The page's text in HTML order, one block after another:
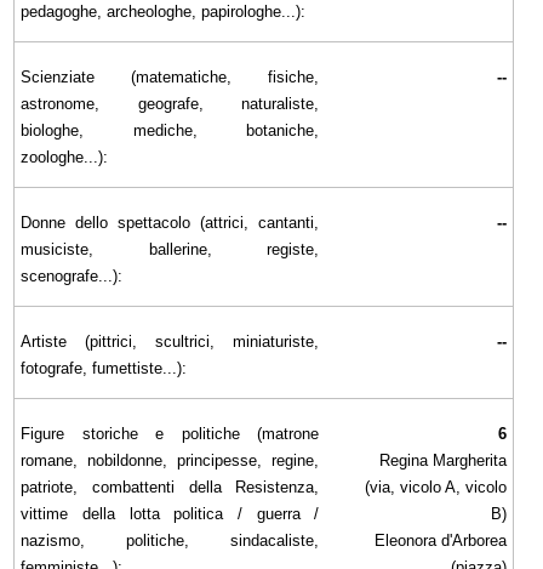
pedagoghe, archeologhe, papirologhe...):
Scienziate (matematiche, fisiche,
astronome, geografe, naturaliste,
biologhe, mediche, botaniche,
zoologhe...):
--
Donne dello spettacolo (attrici, cantanti,
musiciste, ballerine, registe,
scenografe...):
--
Artiste (pittrici, scultrici, miniaturiste,
fotografe, fumettiste...):
--
Figure storiche e politiche (matrone
romane, nobildonne, principesse, regine,
patriote, combattenti della Resistenza,
vittime della lotta politica / guerra /
nazismo, politiche, sindacaliste,
6
Regina Margherita
(via, vicolo A, vicolo
B)
Eleonora d'Arborea